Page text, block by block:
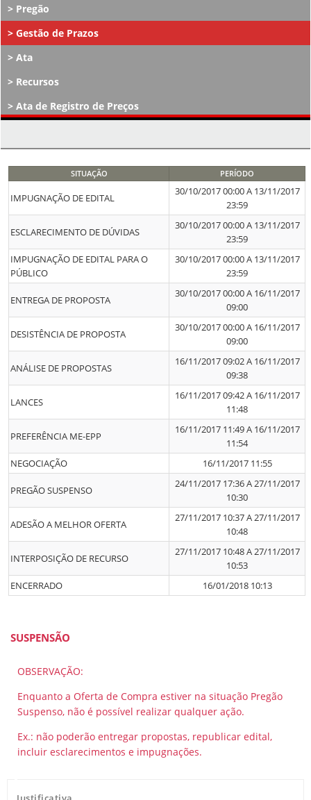
Pregão
Gestão de Prazos
Ata
Recursos
Ata de Registro de Preços
SITUAÇÃO PERÍODO
IMPUGNAÇÃO DE EDITAL
30/10/2017 00:00 A 13/11/2017
23:59
ESCLARECIMENTO DE DÚVIDAS
30/10/2017 00:00 A 13/11/2017
23:59
IMPUGNAÇÃO DE EDITAL PARA O
PÚBLICO
30/10/2017 00:00 A 13/11/2017
23:59
ENTREGA DE PROPOSTA
30/10/2017 00:00 A 16/11/2017
09:00
DESISTÊNCIA DE PROPOSTA
30/10/2017 00:00 A 16/11/2017
09:00
ANÁLISE DE PROPOSTAS
16/11/2017 09:02 A 16/11/2017
09:38
LANCES
16/11/2017 09:42 A 16/11/2017
11:48
PREFERÊNCIA ME-EPP
16/11/2017 11:49 A 16/11/2017
11:54
NEGOCIAÇÃO
16/11/2017 11:55
PREGÃO SUSPENSO
24/11/2017 17:36 A 27/11/2017
10:30
ADESÃO A MELHOR OFERTA
27/11/2017 10:37 A 27/11/2017
10:48
INTERPOSIÇÃO DE RECURSO
27/11/2017 10:48 A 27/11/2017
10:53
ENCERRADO
16/01/2018 10:13
SUSPENSÃO
OBSERVAÇÃO:
Enquanto a Oferta de Compra estiver na situação Pregão
Suspenso, não é possível realizar qualquer ação.
Ex.: não poderão entregar propostas, republicar edital,
incluir esclarecimentos e impugnações.